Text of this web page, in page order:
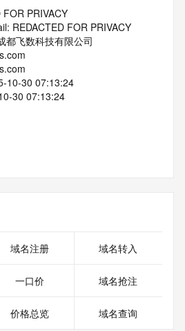
PRIVACY
REDACTED FOR PRIVACY
都飞数科技有限公司
10-30 07:13:24
30 07:13:24
域名注册 域名转入
一口价 域名抢注
价格总览 域名查询